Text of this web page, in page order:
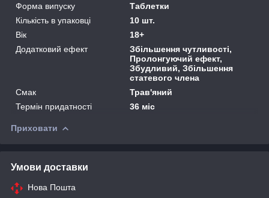
Форма випуску
Таблетки
Кількість в упаковці
10 шт.
Вік
18+
Додатковий ефект
Збільшення чутливості,
Пролонгуючий ефект,
Збудливий, Збільшення
статевого члена
Смак
Трав'яний
Термін придатності
36 міс
Приховати
Умови доставки
Нова Пошта